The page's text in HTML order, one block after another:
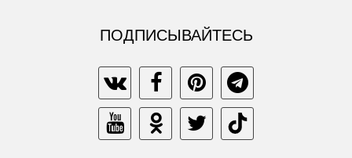
ПОДПИСЫВАЙТЕСЬ